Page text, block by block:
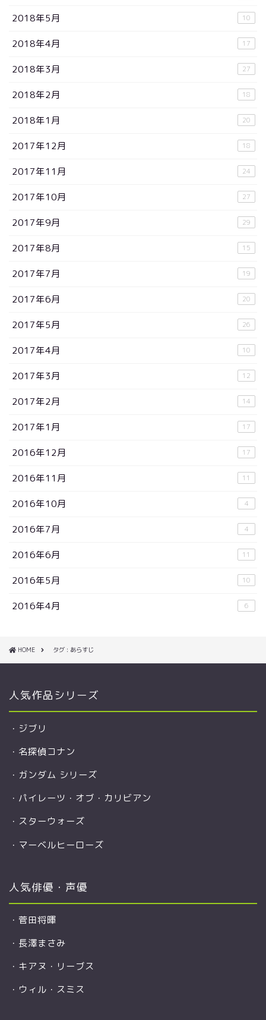
2018年5月 10
2018年4月 17
2018年3月 27
2018年2月 18
2018年1月 20
2017年12月 18
2017年11月 24
2017年10月 27
2017年9月 29
2017年8月 15
2017年7月 19
2017年6月 20
2017年5月 26
2017年4月 10
2017年3月 12
2017年2月 14
2017年1月 17
2016年12月 17
2016年11月 11
2016年10月 4
2016年7月 4
2016年6月 11
2016年5月 10
2016年4月 6
HOME タグ : あらすじ
人気作品シリーズ
・ ジブリ
・ 名探偵コナン
・ ガンダム シリーズ
・ パイレーツ・オブ・カリビアン
・ スターウォーズ
・ マーベルヒーローズ
人気俳優・声優
・ 菅田将暉
・ 長澤まさみ
・ キアヌ・リーブス
・ ウィル・スミス